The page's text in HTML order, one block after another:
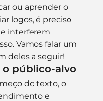
ou aprender o
logos, é preciso
interferem
Vamos falar um
deles a seguir!
o público-alvo
do texto, o
e